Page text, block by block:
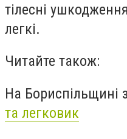
тілесні
легкі.
Читайте також:
На Бориспільщині
та легковик